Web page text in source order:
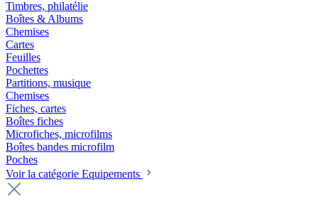
Timbres, philatélie
Boîtes & Albums
Chemises
Cartes
Feuilles
Pochettes
Partitions, musique
Chemises
Fiches, cartes
Boîtes fiches
Microfiches, microfilms
Boîtes bandes microfilm
Poches
Voir la catégorie Equipements